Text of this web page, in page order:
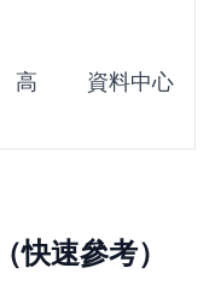
高 資料中心
快速參考）